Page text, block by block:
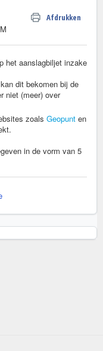
Afdrukken
het aanslagbiljet inzake
dit bekomen bij de
niet (meer) over
zoals Geopunt en
in de vorm van 5